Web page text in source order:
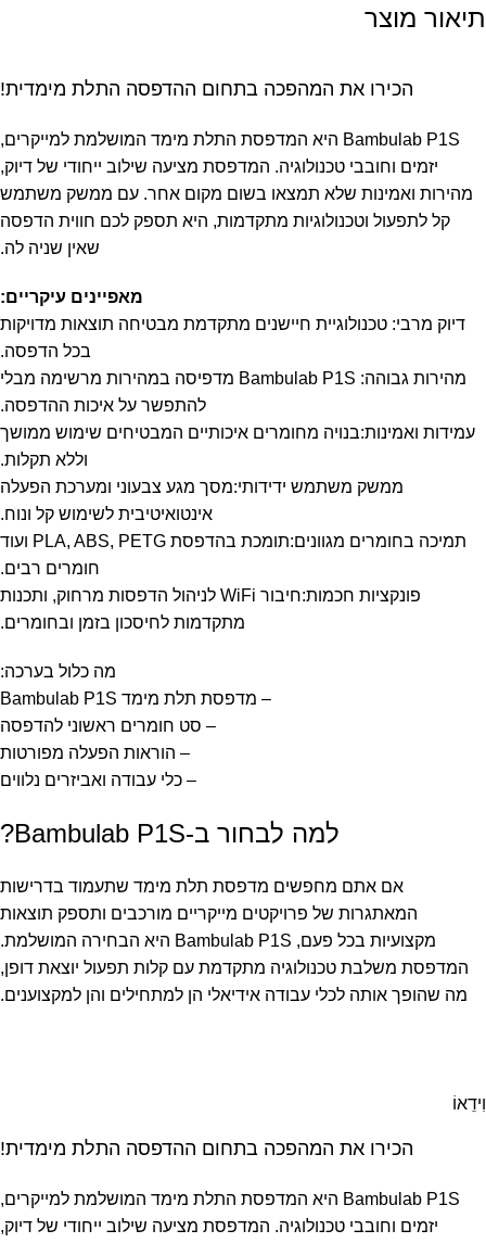
תיאור מוצר
הכירו את המהפכה בתחום ההדפסה התלת מימדית!
Bambulab P1S היא המדפסת התלת מימד המושלמת למייקרים,
יזמים וחובבי טכנולוגיה. המדפסת מציעה שילוב ייחודי של דיוק,
מהירות ואמינות שלא תמצאו בשום מקום אחר. עם ממשק משתמש
קל לתפעול וטכנולוגיות מתקדמות, היא תספק לכם חווית הדפסה
שאין שניה לה.
מאפיינים עיקריים:
דיוק מרבי: טכנולוגיית חיישנים מתקדמת מבטיחה תוצאות מדויקות
בכל הדפסה.
מהירות גבוהה: Bambulab P1S מדפיסה במהירות מרשימה מבלי
להתפשר על איכות ההדפסה.
עמידות ואמינות:בנויה מחומרים איכותיים המבטיחים שימוש ממושך
וללא תקלות.
ממשק משתמש ידידותי:מסך מגע צבעוני ומערכת הפעלה
אינטואיטיבית לשימוש קל ונוח.
תמיכה בחומרים מגוונים:תומכת בהדפסת PLA, ABS, PETG ועוד
חומרים רבים.
פונקציות חכמות:חיבור WiFi לניהול הדפסות מרחוק, ותכנות
מתקדמות לחיסכון בזמן ובחומרים.
מה כלול בערכה:
– מדפסת תלת מימד Bambulab P1S
– סט חומרים ראשוני להדפסה
– הוראות הפעלה מפורטות
– כלי עבודה ואביזרים נלווים
למה לבחור ב-Bambulab P1S?
אם אתם מחפשים מדפסת תלת מימד שתעמוד בדרישות
המאתגרות של פרויקטים מייקריים מורכבים ותספק תוצאות
מקצועיות בכל פעם, Bambulab P1S היא הבחירה המושלמת.
המדפסת משלבת טכנולוגיה מתקדמת עם קלות תפעול יוצאת דופן,
מה שהופך אותה לכלי עבודה אידיאלי הן למתחילים והן למקצוענים.
וִידֵאוֹ
הכירו את המהפכה בתחום ההדפסה התלת מימדית!
Bambulab P1S היא המדפסת התלת מימד המושלמת למייקרים,
יזמים וחובבי טכנולוגיה. המדפסת מציעה שילוב ייחודי של דיוק,